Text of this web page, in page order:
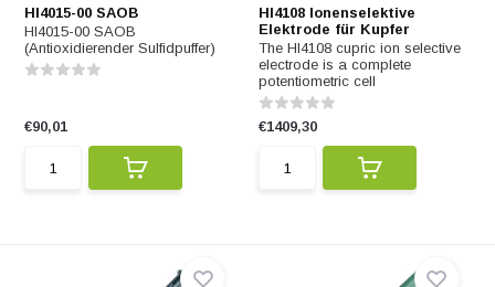
HI4015-00 SAOB
HI4015-00 SAOB
(Antioxidierender Sulfidpuffer)
€90,01
HI4108 Ionenselektive
Elektrode für Kupfer
The HI4108 cupric ion selective
electrode is a complete
potentiometric cell
€1409,30